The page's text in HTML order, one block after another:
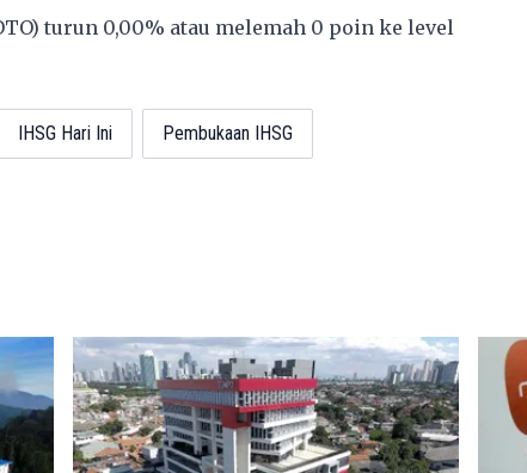
) turun 0,00% atau melemah 0 poin ke level
IHSG Hari Ini Pembukaan IHSG